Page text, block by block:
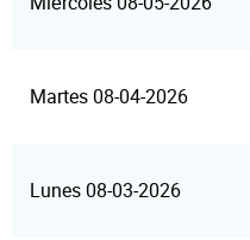
Martes 08-04-2026
Lunes 08-03-2026